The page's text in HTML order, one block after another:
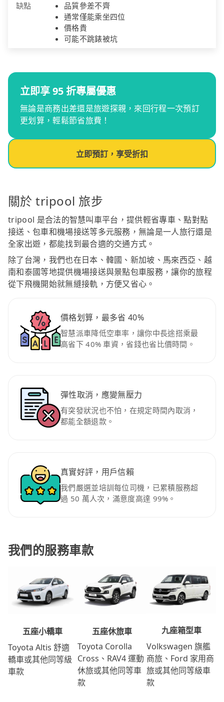
缺點
品質參差不齊
通常僅能乘坐四位
價格貴
可能不跳錶被坑
立即享 95 折專屬優惠
無論是商務出差還是旅遊探親，來回行程一次預訂
更划算，輕鬆節省旅費！
立即預訂，享受折扣
關於 tripool 旅步
tripool 是合法的智慧叫車平台，提供輕省專車、點對點
接送、包車和機場接送等多元服務，無論是一人旅行還是
全家出遊，都能找到最合適的交通方式。
除了台灣，我們也在日本、韓國、新加坡、馬來西亞、越
南和泰國等地提供機場接送與景點包車服務，讓你的旅程
從下飛機開始就無縫接軌，方便又省心。
價格划算，最多省 40%
智慧派車降低空車率，讓你中長途搭乘最
高省下 40% 車資，省錢也省比價時間。
彈性取消，應變無壓力
有突發狀況也不怕，在規定時間內取消，
都能全額退款。
真實好評，用戶信賴
我們嚴選並培訓每位司機，已累積服務超
過 50 萬人次，滿意度高達 99%。
我們的服務車款
五座小轎車
Toyota Altis 舒適
轎車或其他同等級
車款
五座休旅車
Toyota Corolla
Cross、RAV4 運動
休旅或其他同等車
款
九座箱型車
Volkswagen 旗艦
商旅、Ford 家用商
旅或其他同等級車
款